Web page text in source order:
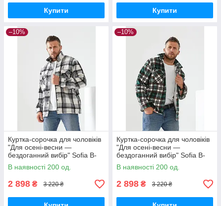
Купити Купити
–10%
Куртка-сорочка для чоловіків
"Для осені-весни —
бездоганний вибір" Sofia B-
305 XL, Сірий
В наявності 200 од.
2 898 ₴ 3 220 ₴
–10%
Куртка-сорочка для чоловіків
"Для осені-весни —
бездоганний вибір" Sofia B-
305 XL, Зелений
В наявності 200 од.
2 898 ₴ 3 220 ₴